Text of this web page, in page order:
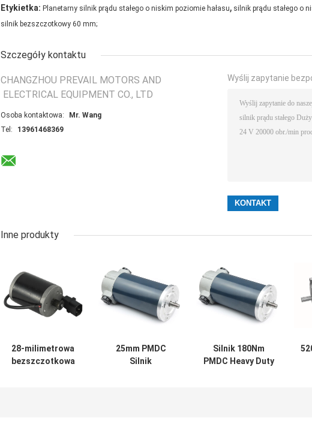
Etykietka: Planetarny silnik prądu stałego o niskim poziomie hałasu, silnik prądu stałego o
silnik bezszczotkowy 60 mm;
Szczegóły kontaktu
CHANGZHOU PREVAIL MOTORS AND
ELECTRICAL EQUIPMENT CO., LTD
Osoba kontaktowa:
Mr. Wang
Tel:
13961468369
Wyślij zapytanie
Inne produkty
28-milimetrowa
bezszczotkowa
25mm PMDC
Silnik
Silnik 180Nm
PMDC Heavy Duty